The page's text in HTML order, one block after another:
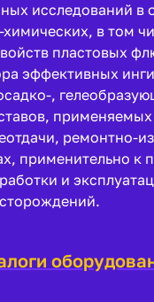
исследований в
в том
пластовых
эффективных
,
применяемых
ремонтно-
применительно к
и